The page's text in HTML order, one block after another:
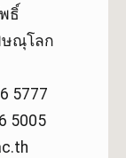
ธิ์
ษณุโลก
5777
5005